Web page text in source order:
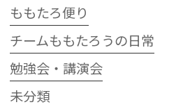
ももたろ便り
チームももたろうの日常
勉強会・講演会
未分類